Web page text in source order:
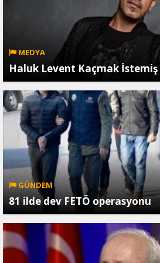
MEDYA
Haluk Levent Kaçmak
GÜNDEM
81 ilde dev FETÖ operasyonu